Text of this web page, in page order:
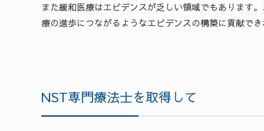
また緩和医療はエビデンスが乏しい領域でもあります
療の進歩につながるようなエビデンスの構築に貢献で
NST専門療法士を取得して